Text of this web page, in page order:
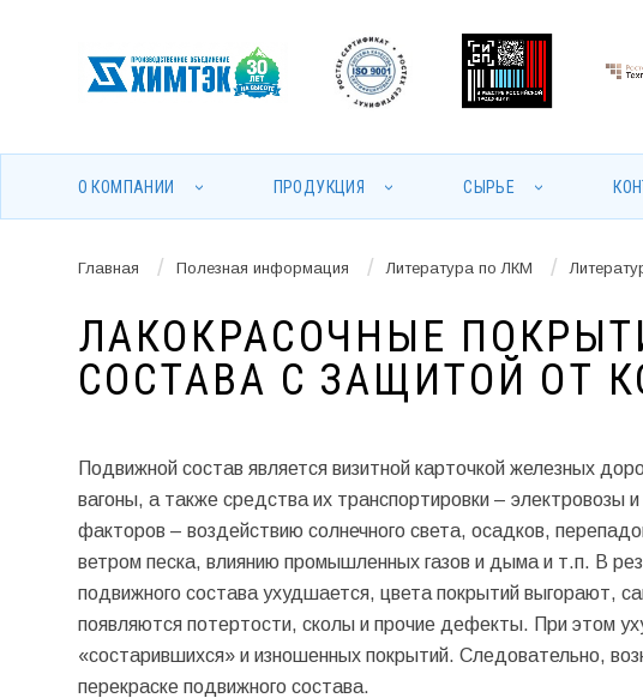
О КОМПАНИИ ПРОДУКЦИЯ СЫРЬЕ
Главная / Полезная информация / Литература по ЛКМ /
ЛАКОКРАСОЧНЫЕ
СОСТАВА С ЗАЩИТОЙ ОТ
Подвижной состав является визитной карточкой железных
вагоны, а также средства их транспортировки –
факторов – воздействию солнечного света, осадков,
ветром песка, влиянию промышленных газов и дыма и т.п. В
подвижного состава ухудшается, цвета покрытий выгорают,
появляются потертости, сколы и прочие дефекты. При этом
«состарившихся» и изношенных покрытий. Следовательно,
перекраске подвижного состава.